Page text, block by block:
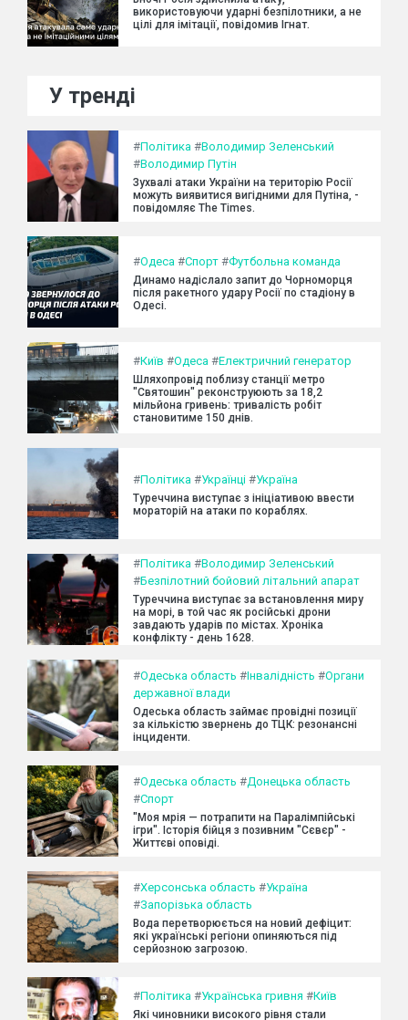
використовуючи ударні безпілотники, а не
цілі для імітації, повідомив Ігнат.
У тренді
#Політика #Володимир Зеленський
#Володимир Путін
Зухвалі атаки України на територію Росії
можуть виявитися вигідними для Путіна, -
повідомляє The Times.
#Одеса #Спорт #Футбольна команда
Динамо надіслало запит до Чорноморця
після ракетного удару Росії по стадіону в
Одесі.
#Київ #Одеса #Електричний генератор
Шляхопровід поблизу станції метро
"Святошин" реконструюють за 18,2
мільйона гривень: тривалість робіт
становитиме 150 днів.
#Політика #Українці #Україна
Туреччина виступає з ініціативою ввести
мораторій на атаки по кораблях.
#Політика #Володимир Зеленський
#Безпілотний бойовий літальний апарат
Туреччина виступає за встановлення миру
на морі, в той час як російські дрони
завдають ударів по містах. Хроніка
конфлікту - день 1628.
#Одеська область #Інвалідність #Органи
державної влади
Одеська область займає провідні позиції
за кількістю звернень до ТЦК: резонансні
інциденти.
#Одеська область #Донецька область
#Спорт
"Моя мрія — потрапити на Паралімпійські
ігри". Історія бійця з позивним "Сєвєр" -
Життєві оповіді.
#Херсонська область #Україна
#Запорізька область
Вода перетворюється на новий дефіцит:
які українські регіони опиняються під
серйозною загрозою.
#Політика #Українська гривня #Київ
Які чиновники високого рівня стали